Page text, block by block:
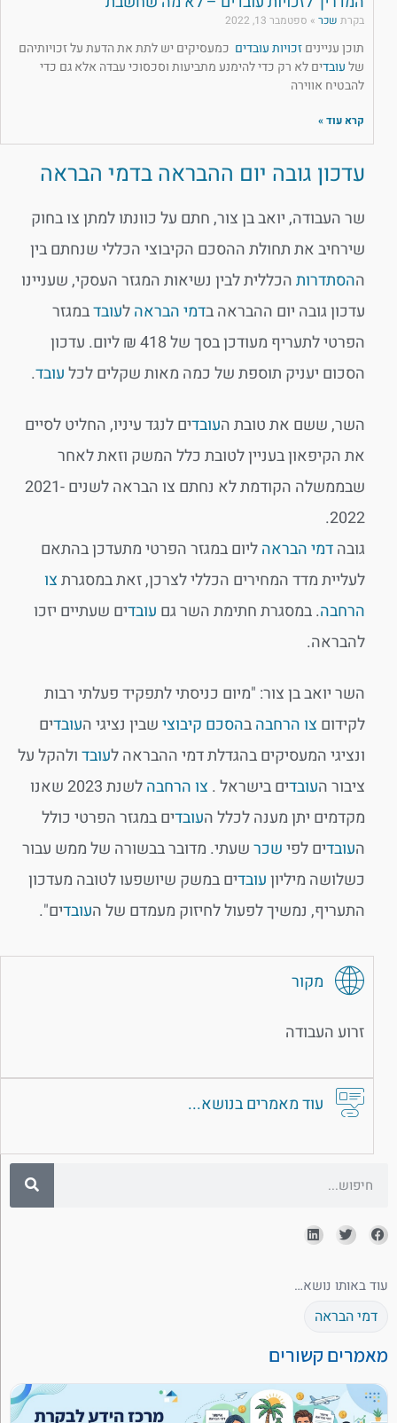
עוד באותו נושא…
דמי הבראה
מאמרים קשורים
בקרתשכר ספטמבר 13, 2022
תוכן ענייניםזכויות עובדיםכמעסיקים יש לתת את הדעת על זכויותיהם
שלעובדים לא רק כדי להימנע מתביעות וסכסוכי עבדה אלא גם כדי
להבטיח אווירה
קרא עוד »
עדכון גובה יום ההבראה בדמי הבראה
שר העבודה, יואב בן צור, חתם על כוונתו למתן צו בחוק
שירחיב את תחולת ההסכם הקיבוצי הכללי שנחתם בין
ההסתדרותהכללית לבין נשיאות המגזר העסקי, שעניינו
עדכון גובה יום ההבראה בדמי הבראהלעובדבמגזר
הפרטי לתעריף מעודכן בסך של 418 ₪ ליום. עדכון
הסכום יעניק תוספת של כמה מאות שקלים לכלעובד.
השר, ששם את טובת העובדים לנגד עיניו, החליט לסיים
את הקיפאון בעניין לטובת כלל המשק וזאת לאחר
שבממשלה הקודמת לא נחתם צו הבראה לשנים 2021-
2022.
גובהדמי הבראהליום במגזר הפרטי מתעדכן בהתאם
לעליית מדד המחירים הכללי לצרכן, זאת במסגרתצו
הרחבה. במסגרת חתימת השר גםעובדים שעתיים יזכו
להבראה.
השר יואב בן צור: "מיום כניסתי לתפקיד פעלתי רבות
לקידוםצו הרחבהבהסכם קיבוצישבין נציגי העובדים
ונציגי המעסיקים בהגדלת דמי ההבראה לעובדולהקל על
ציבור העובדים בישראל .צו הרחבה
לשנת 2023 שאנו
מקדמים יתן מענה לכלל העובדים במגזר הפרטי כולל
העובדים לפישכרשעתי. מדובר בבשורה של ממש עבור
כשלושה מיליוןעובדים במשק שיושפעו לטובה מעדכון
התעריף, נמשיך לפעול לחיזוק מעמדם של העובדים".
מקור
זרוע העבודה
עוד מאמרים בנושא...